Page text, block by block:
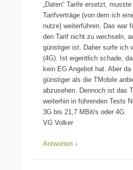
„Daten“ Tarife ersetzt,
Tarifverträge (von dem ich
nutze) weiterführen. Das war
den Tarif nicht zu wechseln,
günstiger ist. Daher surfe ich
(4G). Ist eigentlich schade,
kein EG Angebot hat. Aber
günstiger als die TMobile
abzusehen. Dennoch ist das
weiterhin in führenden Tests
3G bis 21,7 MBit/s oder 4G.
VG Volker
Antworten ↓